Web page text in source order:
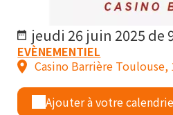
jeudi 26 juin 2025 de
EVÈNEMENTIEL
Casino Barrière
Ajouter à votre